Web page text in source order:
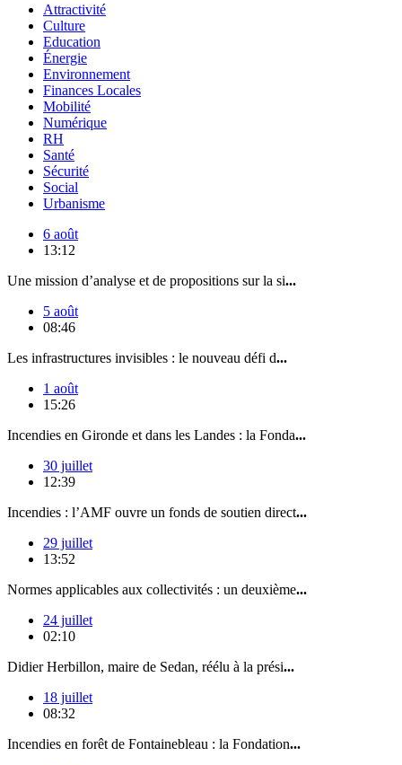
Attractivité
Culture
Education
Énergie
Environnement
Finances Locales
Mobilité
Numérique
RH
Santé
Sécurité
Social
Urbanisme
6 août
13:12
Une mission d’analyse et de propositions sur la si...
5 août
08:46
Les infrastructures invisibles : le nouveau défi d...
1 août
15:26
Incendies en Gironde et dans les Landes : la Fonda...
30 juillet
12:39
Incendies : l’AMF ouvre un fonds de soutien direct...
29 juillet
13:52
Normes applicables aux collectivités : un deuxième...
24 juillet
02:10
Didier Herbillon, maire de Sedan, réélu à la prési...
18 juillet
08:32
Incendies en forêt de Fontainebleau : la Fondation...